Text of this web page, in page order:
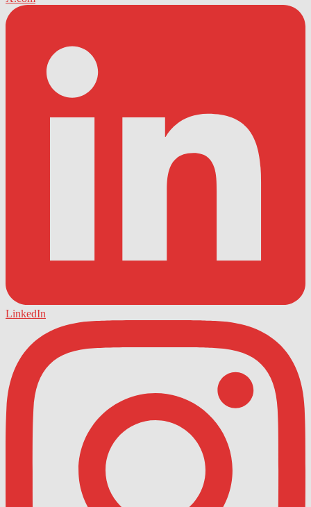
LinkedIn